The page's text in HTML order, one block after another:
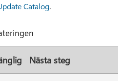
Catalog.
Nästa steg